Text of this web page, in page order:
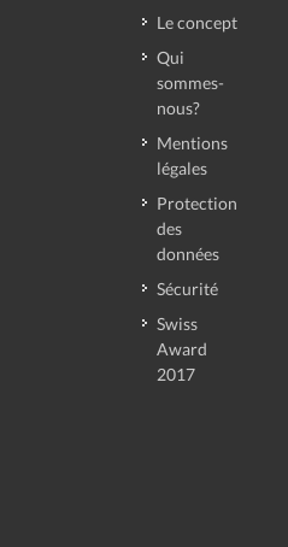
Le concept
Qui
sommes-
nous?
Mentions
légales
Protection
des
données
Sécurité
Swiss
Award
2017